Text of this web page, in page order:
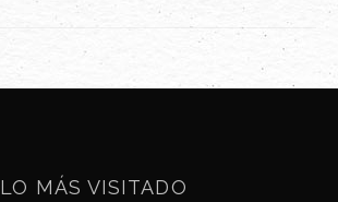
LO MÁS VISITADO